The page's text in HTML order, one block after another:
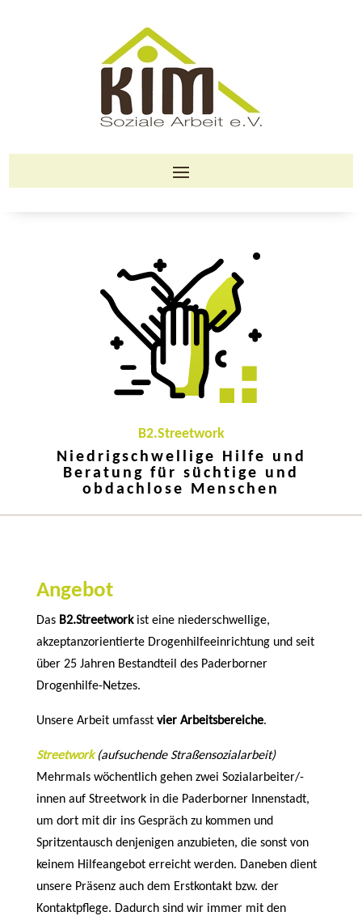
B2.Streetwork
Niedrigschwellige Hilfe und
Beratung für süchtige und
obdachlose Menschen
Angebot
Das B2.Streetworkist eine niederschwellige,
akzeptanzorientierte Drogenhilfeeinrichtung und seit
über 25 Jahren Bestandteil des Paderborner
Drogenhilfe-Netzes.
Unsere Arbeit umfasst vier Arbeitsbereiche.
Streetwork(aufsuchende Straßensozialarbeit)
Mehrmals wöchentlich gehen zwei Sozialarbeiter/-
innen auf Streetwork in die Paderborner Innenstadt,
um dort mit dir ins Gespräch zu kommen und
Spritzentausch denjenigen anzubieten, die sonst von
keinem Hilfeangebot erreicht werden. Daneben dient
unsere Präsenz auch dem Erstkontakt bzw. der
Kontaktpflege. Dadurch sind wir immer mit den